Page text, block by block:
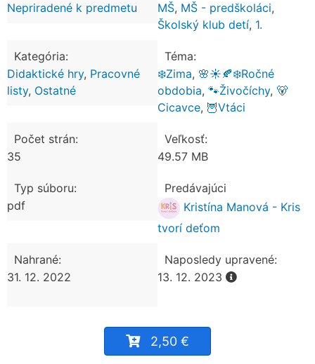
Nepriradené k predmetu
MŠ, MŠ - predškoláci,
Školský klub detí, 1.
Kategória:
Didaktické hry, Pracovné
listy, Ostatné
Téma:
❄️Zima, 🌸☀️🍂❄️Ročné
obdobia, 🐾Živočíchy, 🐻
Cicavce, 🦉Vtáci
Počet strán:
35
Veľkosť:
49.57 MB
Typ súboru:
pdf
Predávajúci
Kristína Manová - Kris
tvorí deťom
Nahrané:
31. 12. 2022
Naposledy upravené:
13. 12. 2023
2,50 €